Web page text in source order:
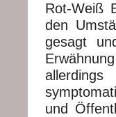
Rot-Weiß
den
gesagt
und